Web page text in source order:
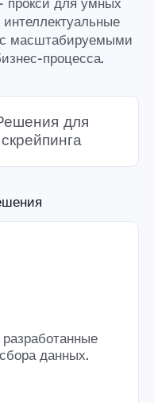
с масштабируемыми
процесса.
для
скрейпинга
данных.